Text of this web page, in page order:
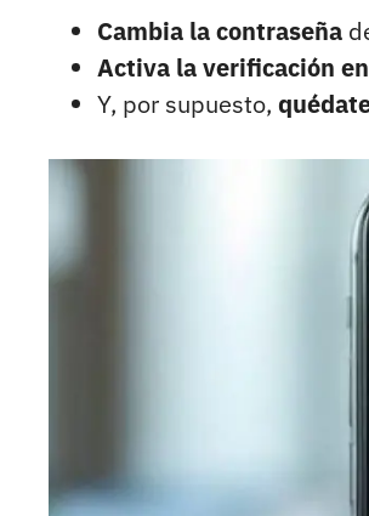
Cambia la contraseña
Activa la verificación
Y, por supuesto,